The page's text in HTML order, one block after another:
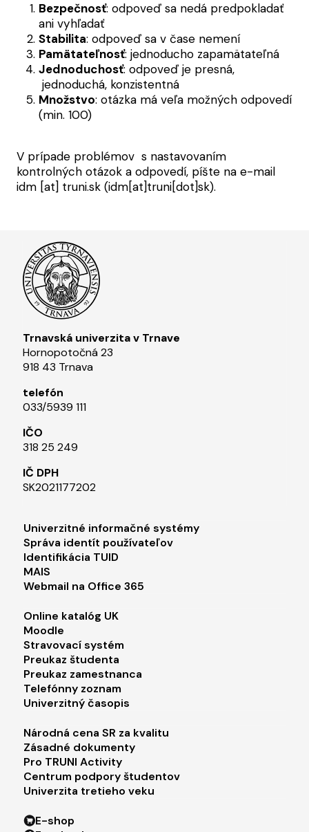
Bezpečnosť: odpoveď sa nedá predpokladať
ani vyhľadať
Stabilita: odpoveď sa v čase nemení
Pamätateľnosť: jednoducho zapamätateľná
Jednoduchosť: odpoveď je presná,
jednoduchá, konzistentná
Množstvo: otázka má veľa možných odpovedí
(min. 100)
V prípade problémov s nastavovaním
kontrolných otázok a odpovedí, píšte na e-mail
idm [at] truni.sk (idm[at]truni[dot]sk).
Trnavská univerzita v Trnave
Hornopotočná 23
918 43 Trnava
telefón
033/5939 111​
IČO
318 25 249
IČ DPH
SK2021177202​
Footer menu 1
Univerzitné informačné systémy
Správa identít používateľov
Identifikácia TUID
MAIS
Webmail na Office 365
Footer menu 2
Online katalóg UK
Moodle
Stravovací systém
Preukaz študenta
Preukaz zamestnanca
Telefónny zoznam
Univerzitný časopis
Footer menu 3
Národná cena SR za kvalitu
Zásadné dokumenty
Pro TRUNI Activity
Centrum podpory študentov
Univerzita tretieho veku
Footer menu 4
E-shop